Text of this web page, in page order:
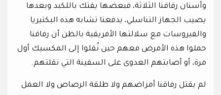
وأسنان رفاقنا الثلاثة، فبعضها يفتك باللكبد وبعدها
يصيب الجهاز التناسلي، يدفعنا تشابه هذه البكتيريا
والفيروسات مع سلالتها الأفريقية بالظن أن رفاقنا
حملوا هذه الأمرض معهم حين نُقلوا إلى المكسيك أول
مرة، أو أصابتهم العدوى على السفينة التي نقلتهم.
لم يقتل رفاقنا أمراضهم ولا طلقة الرصاص ولا العمل